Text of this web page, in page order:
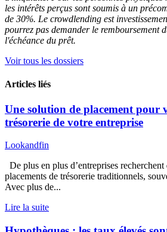
les intérêts perçus sont soumis à un
de 30%. Le crowdlending est
pourrez pas demander le remboursement
l'échéance du prêt.
Voir tous les dossiers
Articles liés
Une solution de placement pour
trésorerie de votre entreprise
Lookandfin
De plus en plus d’entreprises
placements de trésorerie traditionnels,
Avec plus de...
Lire la suite